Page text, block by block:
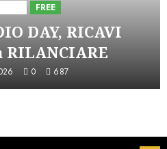
FREE
DAY, RICAVI
RILANCIARE
0 687